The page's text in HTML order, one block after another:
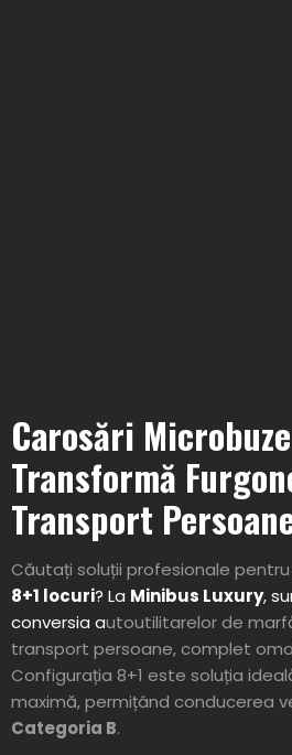
Carosări
Transformă
Transport
Căutați soluții profesionale pentru
8+1 locuri? La Minibus Luxury,
conversia autoutilitarelor de
transport persoane, complet
Configurația 8+1 este soluția
maximă, permițând conducerea
Categoria B.